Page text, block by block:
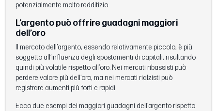
potenzialmente molto redditizio.
L’argento può offrire guadagni maggiori
dell’oro
Il mercato dell’argento, essendo relativamente piccolo, è più
soggetto all’influenza degli spostamenti di capitali, risultando
quindi più volatile rispetto all’oro. Nei mercati ribassisti può
perdere valore più dell’oro, ma nei mercati rialzisti può
registrare aumenti più forti e rapidi.
Ecco due esempi dei maggiori guadagni dell’argento rispetto